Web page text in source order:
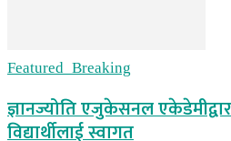
Featured_Breaking
ज्ञानज्योति एजुकेसनल
विद्यार्थीलाई स्वागत